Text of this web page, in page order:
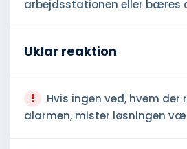
arbejdsstationen eller bæres
Uklar reaktion
!
Hvis ingen ved, hvem der
alarmen, mister løsningen